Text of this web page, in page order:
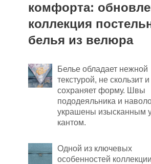
комфорта:
коллекция
белья из велюра
Белье обладает нежной
текстурой, не скользит
сохраняет форму. Швы
пододеяльника и
украшены изысканным
кантом.
Одной из ключевых
особенностей коллекции